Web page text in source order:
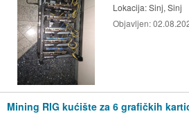
Lokacija:Sinj, Sinj
Objavljen:
Mining RIG kućište za 6 grafičkih